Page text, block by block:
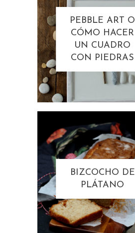
PEBBLE ART O
CÓMO HACER
UN CUADRO
CON PIEDRAS
BIZCOCHO DE
PLÁTANO